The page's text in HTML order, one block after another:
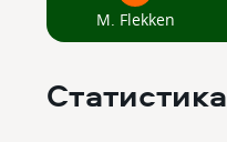
M. Flekken
Статистика